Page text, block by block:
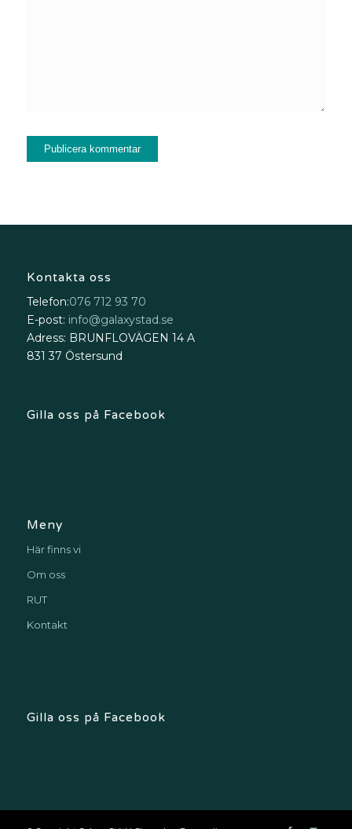
Kontakta oss
Telefon:076 712 93 70
E-post: info@galaxystad.se
Adress: BRUNFLOVÄGEN 14 A
831 37 Östersund
Gilla oss på Facebook
Meny
Här finns vi
Om oss
RUT
Kontakt
Gilla oss på Facebook